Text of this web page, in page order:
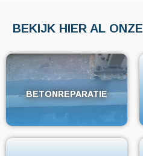
BEKIJK HIER AL ONZE
BETONREPARATIE
BETONREPARATIE